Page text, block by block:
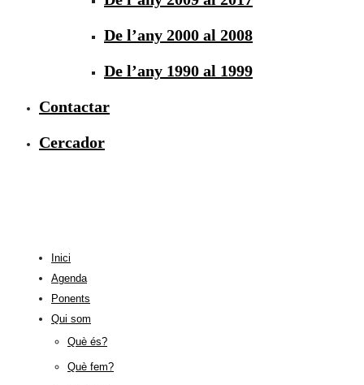
De l’any 2000 al 2008
De l’any 1990 al 1999
Contactar
Cercador
Inici
Agenda
Ponents
Qui som
Què és?
Què fem?